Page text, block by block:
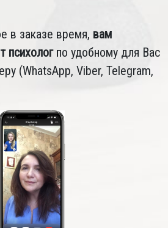
в заказе время, вам
психологпо удобному для Вас
(WhatsApp, Viber, Telegram,